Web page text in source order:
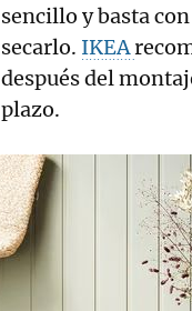
sencillo y basta
secarlo. IKEA
después del
plazo.